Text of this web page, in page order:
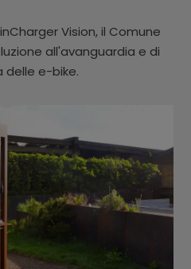
Vision, il Comune
all'avanguardia e di
delle e-bike.